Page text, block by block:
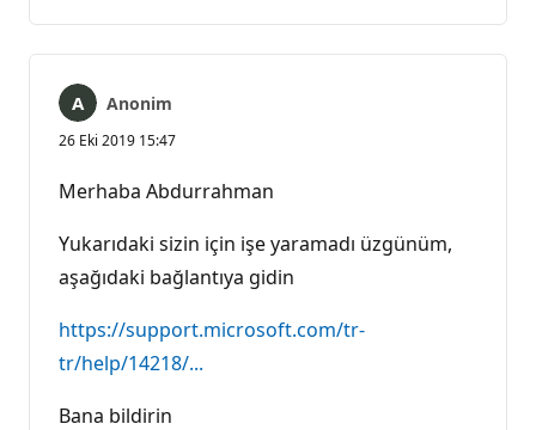
Anonim
26 Eki 2019 15:47
Merhaba Abdurrahman
Yukarıdaki sizin için işe yaramadı üzgünüm,
aşağıdaki bağlantıya gidin
https://support.microsoft.com/tr-
tr/help/14218/...
Bana bildirin